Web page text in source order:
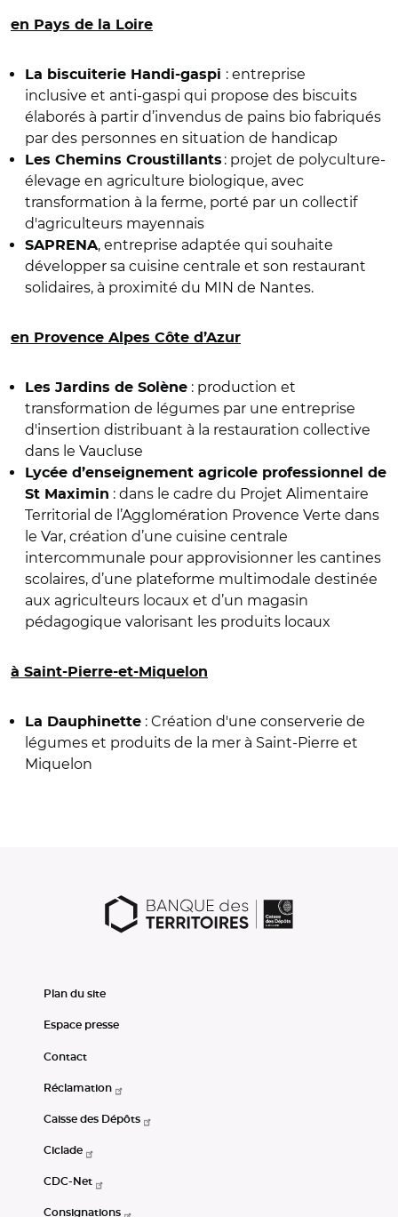
en Pays de la Loire
La biscuiterie Handi-gaspi : entreprise
inclusive et anti-gaspi qui propose des biscuits
élaborés à partir d’invendus de pains bio fabriqués
par des personnes en situation de handicap
Les Chemins Croustillants : projet de polyculture-
élevage en agriculture biologique, avec
transformation à la ferme, porté par un collectif
d'agriculteurs mayennais
SAPRENA, entreprise adaptée qui souhaite
développer sa cuisine centrale et son restaurant
solidaires, à proximité du MIN de Nantes.
en Provence Alpes Côte d’Azur
Les Jardins de Solène : production et
transformation de légumes par une entreprise
d'insertion distribuant à la restauration collective
dans le Vaucluse
Lycée d’enseignement agricole professionnel de
St Maximin : dans le cadre du Projet Alimentaire
Territorial de l’Agglomération Provence Verte dans
le Var, création d’une cuisine centrale
intercommunale pour approvisionner les cantines
scolaires, d’une plateforme multimodale destinée
aux agriculteurs locaux et d’un magasin
pédagogique valorisant les produits locaux
à Saint-Pierre-et-Miquelon
La Dauphinette : Création d'une conserverie de
légumes et produits de la mer à Saint-Pierre et
Miquelon
Plan du site
Espace presse
Contact
Réclamation
Caisse des Dépôts
Ciclade
CDC-Net
Consignations